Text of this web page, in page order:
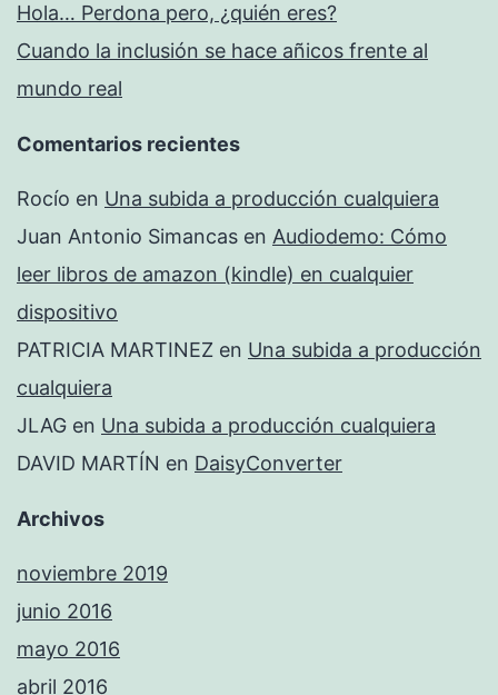
Hola… Perdona pero, ¿quién eres?
Cuando la inclusión se hace añicos frente al
mundo real
Comentarios recientes
Rocío en Una subida a producción cualquiera
Juan Antonio Simancas en Audiodemo: Cómo
leer libros de amazon (kindle) en cualquier
dispositivo
PATRICIA MARTINEZ en Una subida a producción
cualquiera
JLAG en Una subida a producción cualquiera
DAVID MARTÍN en DaisyConverter
Archivos
noviembre 2019
junio 2016
mayo 2016
abril 2016